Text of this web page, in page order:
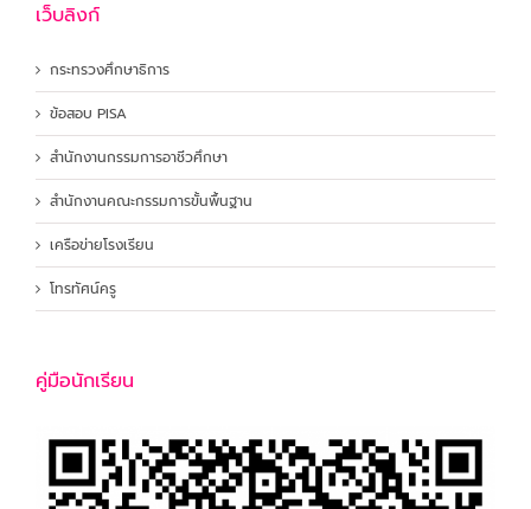
เว็บลิงก์
กระทรวงศึกษาธิการ
ข้อสอบ PISA
สำนักงานกรรมการอาชีวศึกษา
สำนักงานคณะกรรมการขั้นพื้นฐาน
เครือข่ายโรงเรียน
โทรทัศน์ครู
คู่มือนักเรียน